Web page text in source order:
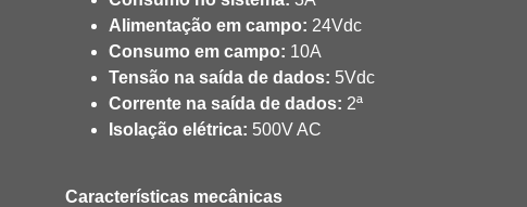
Alimentação em campo: 24Vdc
Consumo em campo: 10A
Tensão na saída de dados: 5Vdc
Corrente na saída de dados: 2ª
Isolação elétrica: 500V AC
Características mecânicas